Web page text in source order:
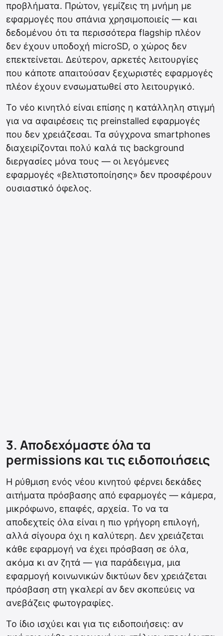
προβλήματα. Πρώτον, γεμίζεις τη μνήμη με
εφαρμογές που σπάνια χρησιμοποιείς — και
δεδομένου ότι τα περισσότερα flagship πλέον
δεν έχουν υποδοχή microSD, ο χώρος δεν
επεκτείνεται. Δεύτερον, αρκετές λειτουργίες
που κάποτε απαιτούσαν ξεχωριστές εφαρμογές
πλέον έχουν ενσωματωθεί στο λειτουργικό.
Το νέο κινητλό είναι επίσης η κατάλληλη στιγμή
για να αφαιρέσεις τις preinstalled εφαρμογές
που δεν χρειάζεσαι. Τα σύγχρονα smartphones
διαχειρίζονται πολύ καλά τις background
διεργασίες μόνα τους — οι λεγόμενες
εφαρμογές «βελτιστοποίησης» δεν προσφέρουν
ουσιαστικό όφελος.
3. Αποδεχόμαστε όλα τα
permissions και τις ειδοποιήσεις
Η ρύθμιση ενός νέου κινητού φέρνει δεκάδες
αιτήματα πρόσβασης από εφαρμογές — κάμερα,
μικρόφωνο, επαφές, αρχεία. Το να τα
αποδεχτείς όλα είναι η πιο γρήγορη επιλογή,
αλλά σίγουρα όχι η καλύτερη. Δεν χρειάζεται
κάθε εφαρμογή να έχει πρόσβαση σε όλα,
ακόμα κι αν ζητά — για παράδειγμα, μια
εφαρμογή κοινωνικών δικτύων δεν χρειάζεται
πρόσβαση στη γκαλερί αν δεν σκοπεύεις να
ανεβάζεις φωτογραφίες.
Το ίδιο ισχύει και για τις ειδοποιήσεις: αν